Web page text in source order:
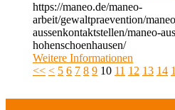
https://maneo.de/maneo-
arbeit/gewaltpraevention/
aussenkontaktstellen/maneo-
hohenschoenhausen/
Weitere Informationen
<< < 5 6 7 8 9 10 11 12 13 14